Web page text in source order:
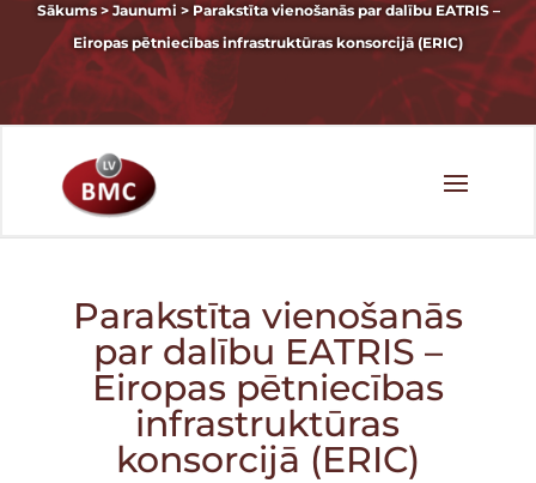
Sākums> Jaunumi > Parakstīta vienošanās par dalību EATRIS –
Eiropas pētniecības infrastruktūras konsorcijā (ERIC)
Parakstīta vienošanās
par dalību EATRIS –
Eiropas pētniecības
infrastruktūras
konsorcijā (ERIC)